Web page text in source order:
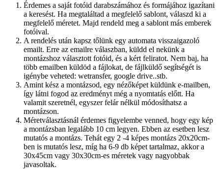
Érdemes a saját fotóid darabszámához és formájához igazítani
a keresést. Ha megtaláltad a megfelelő sablont, válaszd ki a
megfelelő méretet. Majd rendeld meg a sablont más emberek
fotóival.
A rendelés után kapsz tőlünk egy automata visszaigazoló
emailt. Erre az emailre válaszban, küldd el nekünk a
montázshoz választott fotóid, és a kért feliratot. Nem baj, ha
több emailben küldöd a fájlokat, de fájlküldő segítségét is
igénybe veheted: wetransfer, google drive..stb.
Amint kész a montázsod, egy nézőképet küldünk e-mailben,
így látni fogod az eredményt még a nyomtatás előtt. Ha
valamit szeretnél, egyszer felár nélkül módosíthatsz a
montázson.
Méretválasztásnál érdemes figyelembe venned, hogy egy kép
a montázsban legalább 10 cm legyen. Ebben az esetben lesz
mutatós a montázs. Tehát egy 2 -4 képes montázs 20x20cm-
ben is mutatós lesz, míg ha 6-9 db képet tartalmaz, akkor a
30x45cm vagy 30x30cm-es méretek vagy nagyobbak
javasoltak.